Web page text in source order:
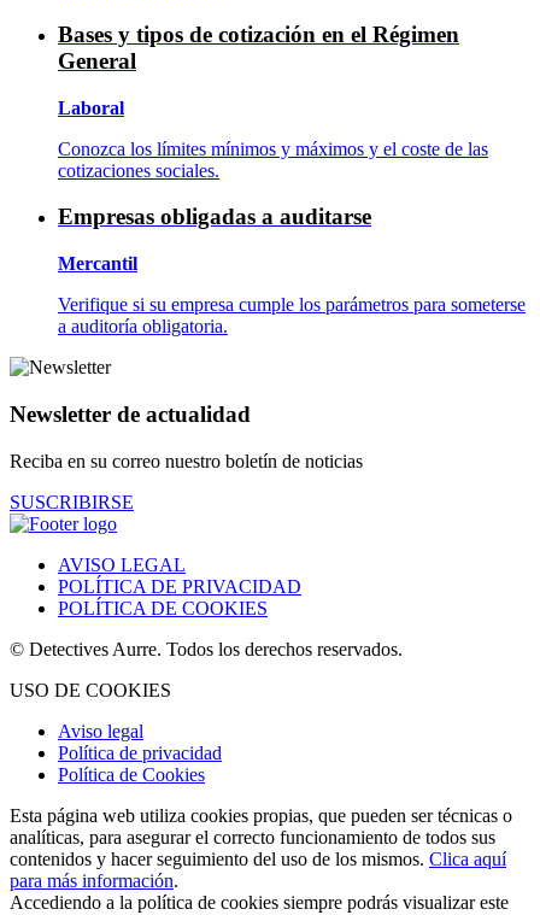
Bases y tipos de cotización en el Régimen
General
Laboral
Conozca los límites mínimos y máximos y el coste de las
cotizaciones sociales.
Empresas obligadas a auditarse
Mercantil
Verifique si su empresa cumple los parámetros para someterse
a auditoría obligatoria.
Newsletter de actualidad
Reciba en su correo nuestro boletín de noticias
SUSCRIBIRSE
AVISO LEGAL
POLÍTICA DE PRIVACIDAD
POLÍTICA DE COOKIES
© Detectives Aurre. Todos los derechos reservados.
USO DE COOKIES
Aviso legal
Política de privacidad
Política de Cookies
Esta página web utiliza cookies propias, que pueden ser técnicas o
analíticas, para asegurar el correcto funcionamiento de todos sus
contenidos y hacer seguimiento del uso de los mismos. Clica aquí
para más información.
Accediendo a la política de cookies siempre podrás visualizar este